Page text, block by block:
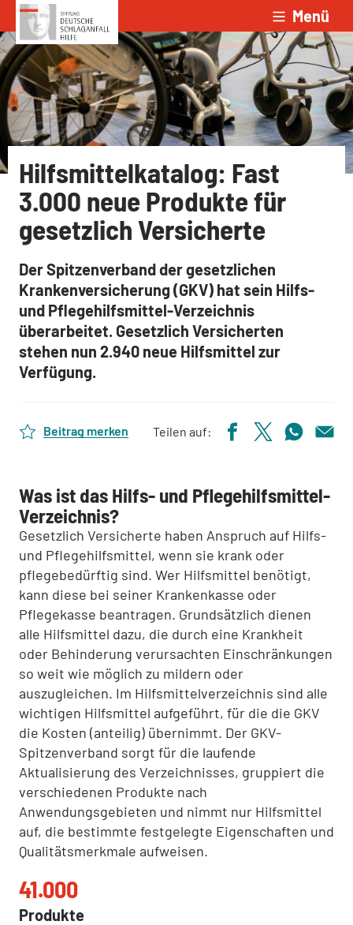
Zum Inhalt springen Menü
Hilfsmittelkatalog: Fast
3.000 neue Produkte für
gesetzlich Versicherte
Der Spitzenverband der gesetzlichen
Krankenversicherung (GKV) hat sein Hilfs-
und Pflegehilfsmittel-Verzeichnis
überarbeitet. Gesetzlich Versicherten
stehen nun 2.940 neue Hilfsmittel zur
Verfügung.
Beitrag merken Teilen auf:
Was ist das Hilfs- und Pflegehilfsmittel-
Verzeichnis?
Gesetzlich Versicherte haben Anspruch auf Hilfs-
und Pflegehilfsmittel, wenn sie krank oder
pflegebedürftig sind. Wer Hilfsmittel benötigt,
kann diese bei seiner Krankenkasse oder
Pflegekasse beantragen. Grundsätzlich dienen
alle Hilfsmittel dazu, die durch eine Krankheit
oder Behinderung verursachten Einschränkungen
so weit wie möglich zu mildern oder
auszugleichen. Im Hilfsmittelverzeichnis sind alle
wichtigen Hilfsmittel aufgeführt, für die die GKV
die Kosten (anteilig) übernimmt. Der GKV-
Spitzenverband sorgt für die laufende
Aktualisierung des Verzeichnisses, gruppiert die
verschiedenen Produkte nach
Anwendungsgebieten und nimmt nur Hilfsmittel
auf, die bestimmte festgelegte Eigenschaften und
Qualitätsmerkmale aufweisen.
41.000
Produkte